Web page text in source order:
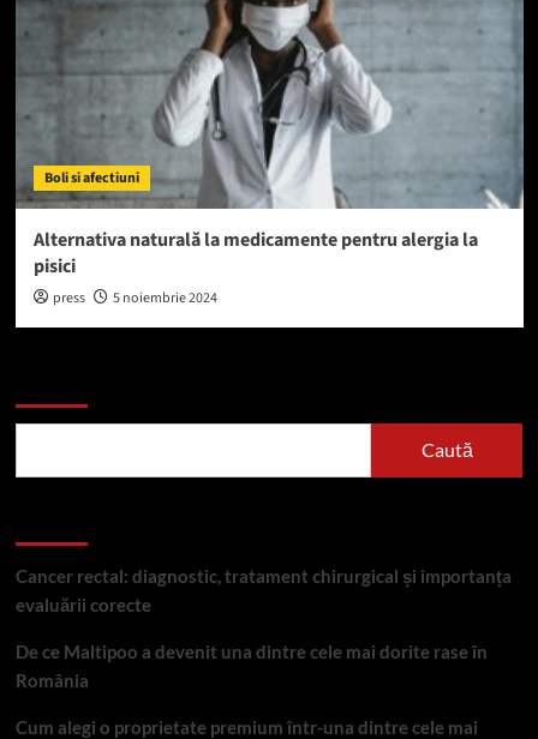
Boli si afectiuni
Alternativa naturală la medicamente pentru alergia la
pisici
press 5 noiembrie 2024
Caută
Cancer rectal: diagnostic, tratament chirurgical și importanța
evaluării corecte
De ce Maltipoo a devenit una dintre cele mai dorite rase în
România
Cum alegi o proprietate premium într-una dintre cele mai